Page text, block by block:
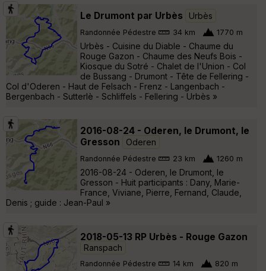
Le Drumont par Urbès Urbès
Randonnée Pédestre 34 km 1770 m
Urbès - Cuisine du Diable - Chaume du
Rouge Gazon - Chaume des Neufs Bois -
Kiosque du Sotré - Chalet de l'Union - Col
de Bussang - Drumont - Tête de Fellering -
Col d'Oderen - Haut de Felsach - Frenz - Langenbach -
Bergenbach - Sutterlè - Schliffels - Fellering - Urbès »
2016-08-24 - Oderen, le Drumont, le
Gresson
Oderen
Randonnée Pédestre 23 km 1260 m
2016-08-24 - Oderen, le Drumont, le
Gresson - Huit participants : Dany, Marie-
France, Viviane, Pierre, Fernand, Claude,
Denis ; guide : Jean-Paul »
2018-05-13 RP Urbès - Rouge Gazon
Ranspach
Randonnée Pédestre 14 km 820 m